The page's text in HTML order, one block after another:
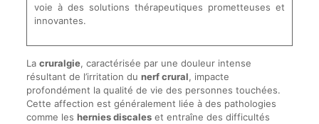
voie à des solutions thérapeutiques prometteuses et
innovantes.
La cruralgie, caractérisée par une douleur intense
résultant de l’irritation du nerf crural, impacte
profondément la qualité de vie des personnes touchées.
Cette affection est généralement liée à des pathologies
comme les hernies discaleset entraîne des difficultés